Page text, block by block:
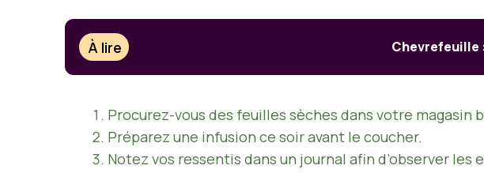
À lire Chevrefeuille
Procurez-vous des feuilles sèches dans votre magasin
Préparez une infusion ce soir avant le coucher.
Notez vos ressentis dans un journal afin d’observer